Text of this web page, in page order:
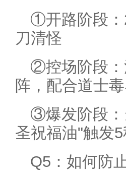
①开路阶段：
刀清怪
②控场阶段：
阵，配合道士
③爆发阶段：
圣祝福油"触发
Q5：如何防